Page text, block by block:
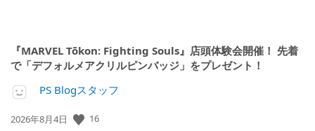
『MARVEL Tōkon: Fighting Souls』店頭体験会開催！ 先着
で「デフォルメアクリルピンバッジ」をプレゼント！
PS Blogスタッフ
公
2026年8月4日 16